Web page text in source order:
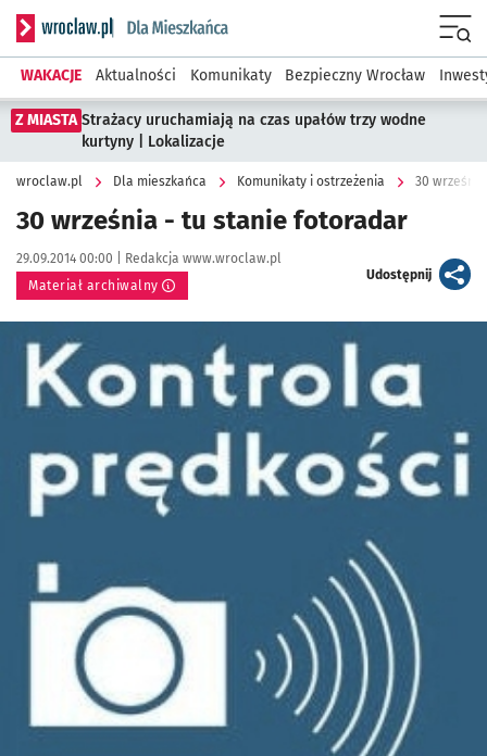
Serwis informacyjny wroclaw.pl podserwis: Dla mieszkańca
WAKACJE Aktualności Komunikaty Bezpieczny Wrocław
Z MIASTA Strażacy uruchamiają na czas upałów trzy wodne
kurtyny | Lokalizacje
wroclaw.pl Dla mieszkańca Komunikaty i ostrzeżenia 30
30 września - tu stanie fotoradar
Data publikacji:
29.09.2014 00:00 | Autor:
Redakcja www.wroclaw.pl
Materiał archiwalny
Udostępnijartykuł